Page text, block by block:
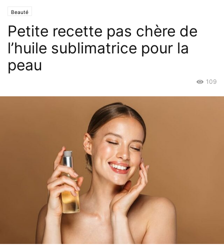
Beauté
Petite recette pas chère de
l’huile sublimatrice pour la
peau
109